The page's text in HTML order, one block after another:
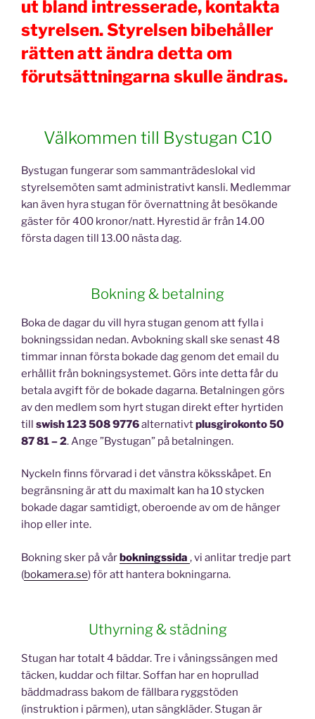
ut bland intresserade, kontakta
styrelsen. Styrelsen bibehåller
rätten att ändra detta om
förutsättningarna skulle ändras.
Välkommen till Bystugan C10
Bystugan fungerar som sammanträdeslokal vid
styrelsemöten samt administrativt kansli. Medlemmar
kan även hyra stugan för övernattning åt besökande
gäster för 400 kronor/natt. Hyrestid är från 14.00
första dagen till 13.00 nästa dag.
Bokning & betalning
Boka de dagar du vill hyra stugan genom att fylla i
bokningssidan nedan. Avbokning skall ske senast 48
timmar innan första bokade dag genom det email du
erhållit från bokningsystemet. Görs inte detta får du
betala avgift för de bokade dagarna. Betalningen görs
av den medlem som hyrt stugan direkt efter hyrtiden
till swish 123 508 9776alternativtplusgirokonto 50
87 81 – 2. Ange ”Bystugan” på betalningen.
Nyckeln finns förvarad i det vänstra köksskåpet. En
begränsning är att du maximalt kan ha 10 stycken
bokade dagar samtidigt, oberoende av om de hänger
ihop eller inte.
Bokning sker på vårbokningssida , vi anlitar tredje part
(bokamera.se) för att hantera bokningarna.
Uthyrning & städning
Stugan har totalt 4 bäddar. Tre i våningssängen med
täcken, kuddar och filtar. Soffan har en hoprullad
bäddmadrass bakom de fällbara ryggstöden
(instruktion i pärmen), utan sängkläder. Stugan är